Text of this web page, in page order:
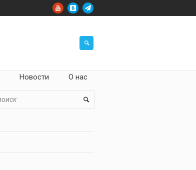
Новости О нас